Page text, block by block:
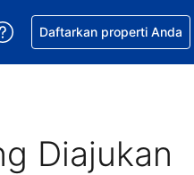
Mata uang Anda saat
Anda. Bahasa Anda
Dapatkan bantuan untuk
Daftarkan properti Anda
Diajukan